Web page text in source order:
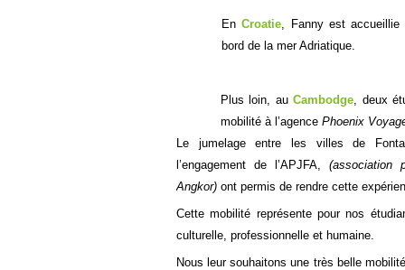
EnCroatie, Fanny est accueillie
bord de la mer Adriatique.
Plus loin, auCambodge, deux
mobilité à l’agence Phoenix
Le jumelage entre les villes de
l’engagement de l’APJFA,(association
Angkor) ont permis de rendre cette
Cette mobilité représente pour nos
culturelle, professionnelle et humaine.
Nous leur souhaitons une très belle